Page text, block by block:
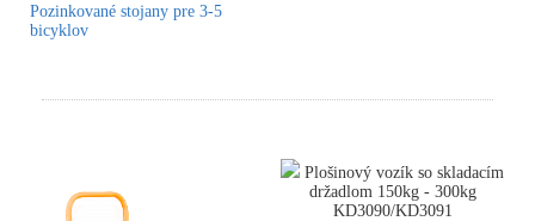
Pozinkované stojany pre 3-5
bicyklov
Plošinový vozík so skladacím
držadlom 150kg - 300kg
KD3090/KD3091